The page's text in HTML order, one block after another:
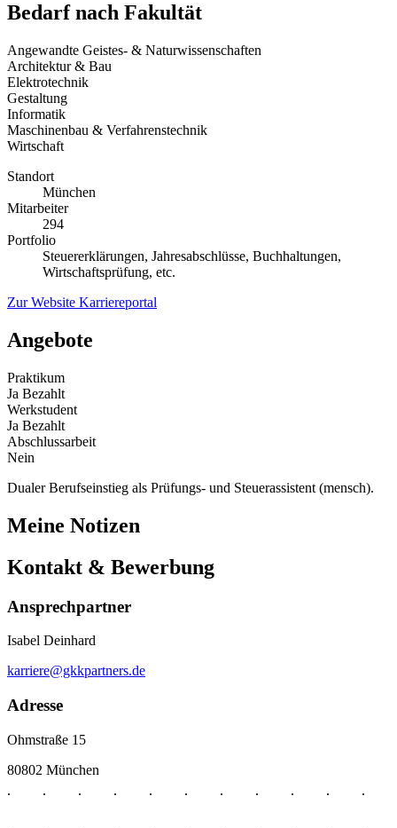
Bedarf nach Fakultät
Angewandte Geistes- & Naturwissenschaften
Architektur & Bau
Elektrotechnik
Gestaltung
Informatik
Maschinenbau & Verfahrenstechnik
Wirtschaft
Standort
München
Mitarbeiter
294
Portfolio
Steuererklärungen, Jahresabschlüsse, Buchhaltungen,
Wirtschaftsprüfung, etc.
Zur Website Karriereportal
Angebote
Praktikum
Ja Bezahlt
Werkstudent
Ja Bezahlt
Abschlussarbeit
Nein
Dualer Berufseinstieg als Prüfungs- und Steuerassistent (mensch).
Meine Notizen
Kontakt & Bewerbung
Ansprechpartner
Isabel Deinhard
karriere@gkkpartners.de
Adresse
Ohmstraße 15
80802 München